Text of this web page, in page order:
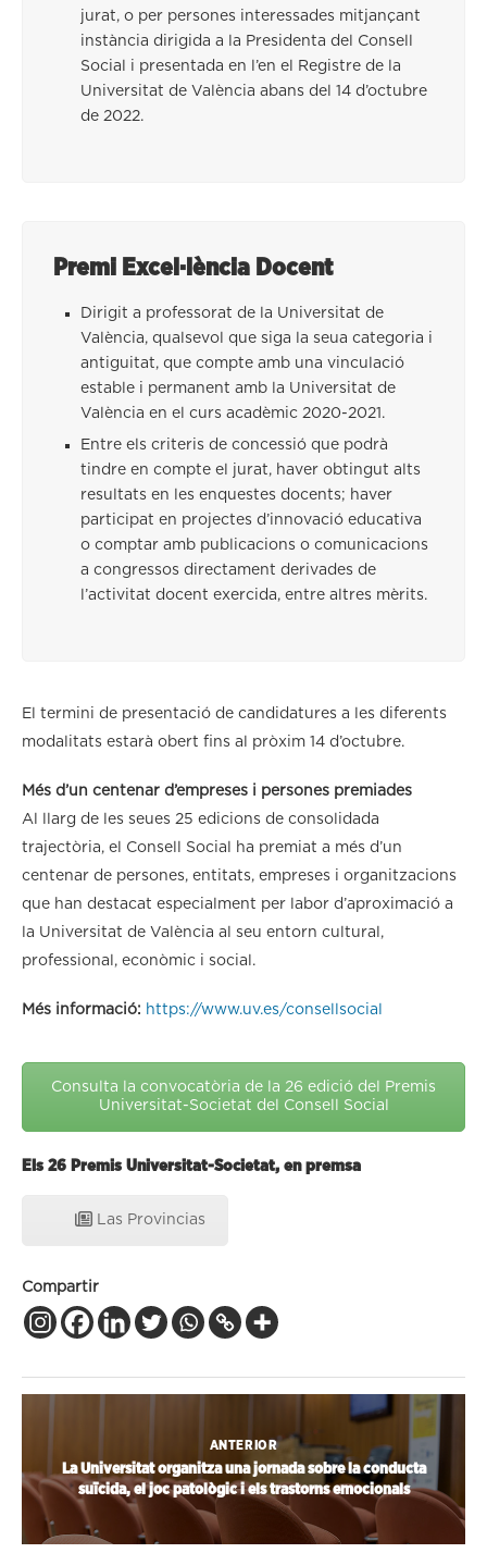
jurat, o per persones interessades mitjançant
instància dirigida a la Presidenta del Consell
Social i presentada en l’en el Registre de la
Universitat de València abans del 14 d’octubre
de 2022.
Premi Excel·lència Docent
Dirigit a professorat de la Universitat de
València, qualsevol que siga la seua categoria i
antiguitat, que compte amb una vinculació
estable i permanent amb la Universitat de
València en el curs acadèmic 2020-2021.
Entre els criteris de concessió que podrà
tindre en compte el jurat, haver obtingut alts
resultats en les enquestes docents; haver
participat en projectes d’innovació educativa
o comptar amb publicacions o comunicacions
a congressos directament derivades de
l’activitat docent exercida, entre altres mèrits.
El termini de presentació de candidatures a les diferents
modalitats estarà obert fins al pròxim 14 d’octubre.
Més d’un centenar d’empreses i persones premiades
Al llarg de les seues 25 edicions de consolidada
trajectòria, el Consell Social ha premiat a més d’un
centenar de persones, entitats, empreses i organitzacions
que han destacat especialment per labor d’aproximació a
la Universitat de València al seu entorn cultural,
professional, econòmic i social.
Més informació: https://www.uv.es/consellsocial
Consulta la convocatòria de la 26 edició del Premis
Universitat-Societat del Consell Social
Els 26 Premis Universitat-Societat, en premsa
Las Provincias
Compartir
ANTERIOR
La Universitat organitza una jornada sobre la conducta
suïcida, el joc patològic i els trastorns emocionals